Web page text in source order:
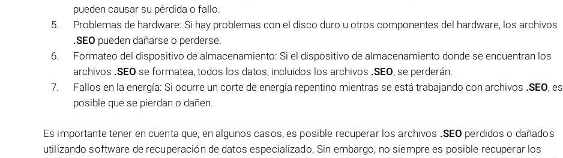
pueden causar su pérdida o fallo.
Problemas de hardware: Si hay problemas con el disco duro u otros componentes del hardware, los archivos
.SEO pueden dañarse o perderse.
Formateo del dispositivo de almacenamiento: Si el dispositivo de almacenamiento donde se encuentran los
archivos .SEO se formatea, todos los datos, incluidos los archivos .SEO, se perderán.
Fallos en la energía: Si ocurre un corte de energía repentino mientras se está trabajando con archivos .SEO, es
posible que se pierdan o dañen.
Es importante tener en cuenta que, en algunos casos, es posible recuperar los archivos .SEO perdidos o dañados
utilizando software de recuperación de datos especializado. Sin embargo, no siempre es posible recuperar los